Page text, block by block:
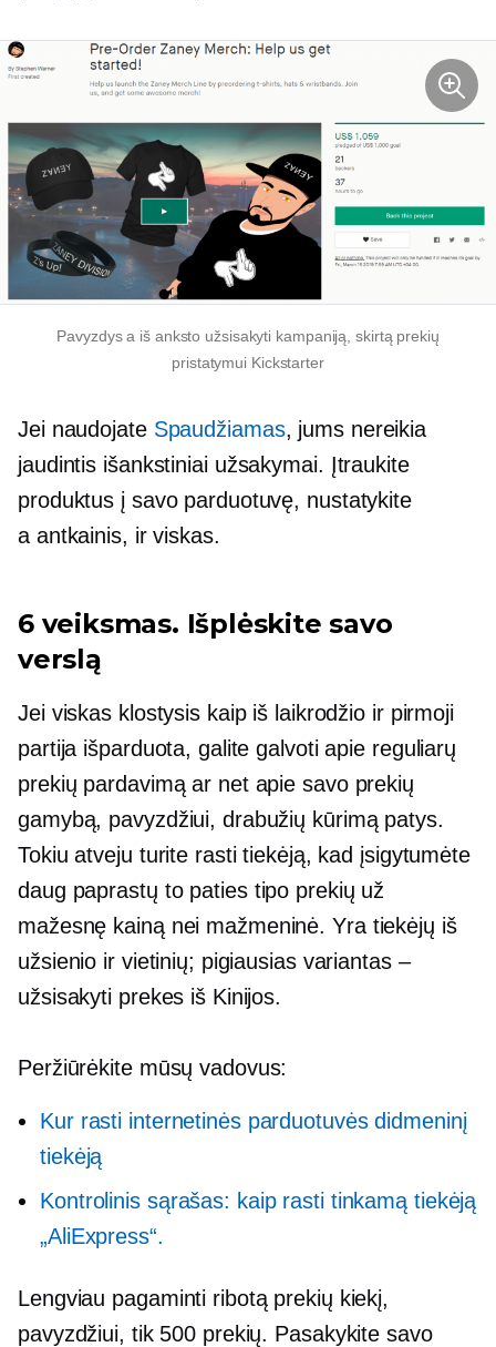
Pavyzdys a iš anksto užsisakyti kampaniją, skirtą prekių
pristatymui Kickstarter
Jei naudojate Spaudžiamas, jums nereikia
jaudintis išankstiniai užsakymai. Įtraukite
produktus į savo parduotuvę, nustatykite
a antkainis, ir viskas.
6 veiksmas. Išplėskite savo
verslą
Jei viskas klostysis kaip iš laikrodžio ir pirmoji
partija išparduota, galite galvoti apie reguliarų
prekių pardavimą ar net apie savo prekių
gamybą, pavyzdžiui, drabužių kūrimą patys.
Tokiu atveju turite rasti tiekėją, kad įsigytumėte
daug paprastų to paties tipo prekių už
mažesnę kainą nei mažmeninė. Yra tiekėjų iš
užsienio ir vietinių; pigiausias variantas –
užsisakyti prekes iš Kinijos.
Peržiūrėkite mūsų vadovus:
Kur rasti internetinės parduotuvės didmeninį
tiekėją
Kontrolinis sąrašas: kaip rasti tinkamą tiekėją
„AliExpress“.
Lengviau pagaminti ribotą prekių kiekį,
pavyzdžiui, tik 500 prekių. Pasakykite savo